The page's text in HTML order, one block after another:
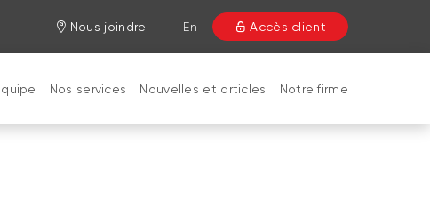
Nous joindre En Accès client
Nos services Nouvelles et articles Notre firme